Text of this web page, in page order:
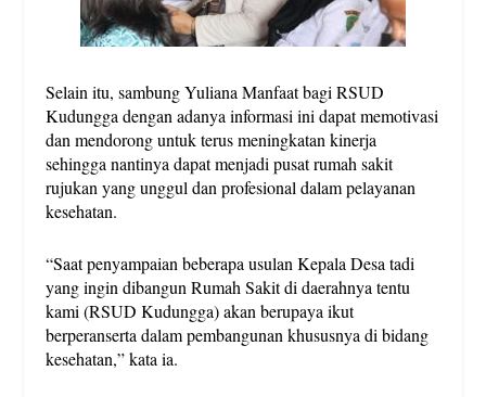
Selain itu, sambung Yuliana Manfaat bagi RSUD
Kudungga dengan adanya informasi ini dapat memotivasi
dan mendorong untuk terus meningkatan kinerja
sehingga nantinya dapat menjadi pusat rumah sakit
rujukan yang unggul dan profesional dalam pelayanan
kesehatan.
“Saat penyampaian beberapa usulan Kepala Desa tadi
yang ingin dibangun Rumah Sakit di daerahnya tentu
kami (RSUD Kudungga) akan berupaya ikut
berperanserta dalam pembangunan khususnya di bidang
kesehatan,” kata ia.